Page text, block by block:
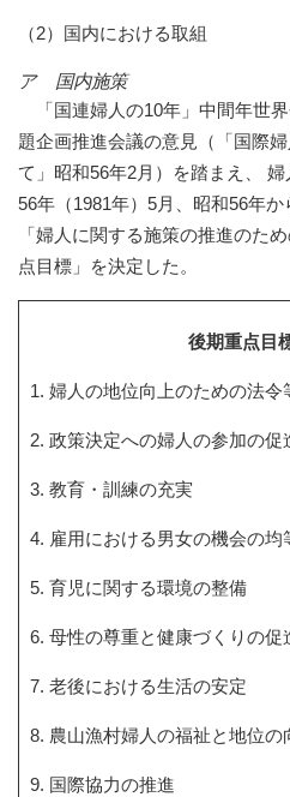
（2）国内における取組
ア 国内施策
「国連婦人の10年」中間年世
題企画推進会議の意見（「国際
て」昭和56年2月）を踏まえ、
56年（1981年）5月、昭和56年
「婦人に関する施策の推進のた
点目標」を決定した。
後期重点目
婦人の地位向上のための法令
政策決定への婦人の参加の促
教育・訓練の充実
雇用における男女の機会の
育児に関する環境の整備
母性の尊重と健康づくりの促
老後における生活の安定
農山漁村婦人の福祉と地位の
国際協力の推進